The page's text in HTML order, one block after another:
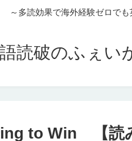
～多読効果で海外経験ゼロで
読破のふぇ
to Win 【読